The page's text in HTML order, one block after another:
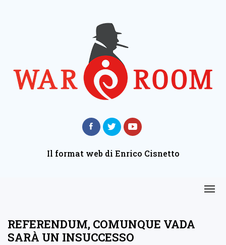
Il format web di Enrico Cisnetto
REFERENDUM, COMUNQUE VADA
SARÀ UN INSUCCESSO